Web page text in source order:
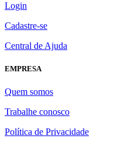
Login
Cadastre-se
Central de Ajuda
EMPRESA
Quem somos
Trabalhe conosco
Política de Privacidade